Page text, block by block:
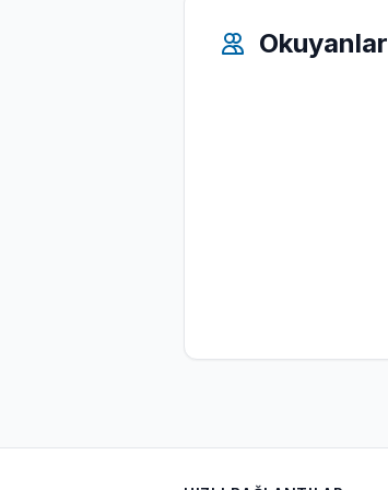
Okuyanlar